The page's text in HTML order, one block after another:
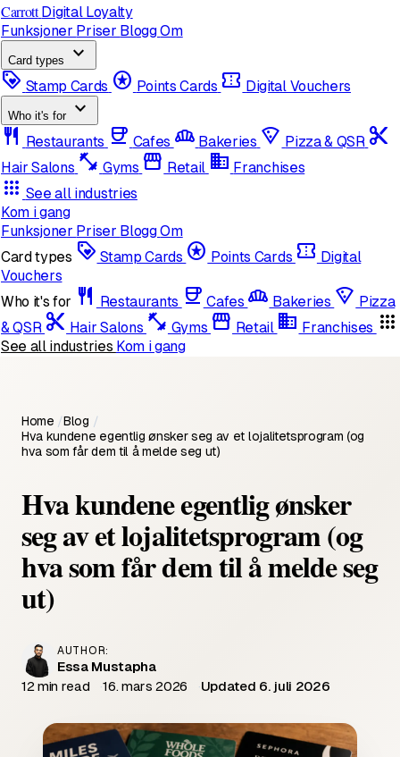
Carrott Digital Loyalty
Funksjoner Priser BloggOm
Card types
expand_more
loyalty Stamp Cards stars Points Cards confirmation_number Digital Vouchers
Who it's for expand_more
restaurant Restaurants coffee Cafes bakery_dining Bakeries local_pizza Pizza & QSR content_cut
Hair Salons fitness_center Gyms storefront Retail domain Franchises
apps See all industries
Kom i gang
Funksjoner Priser BloggOm
Card types loyalty Stamp Cards stars Points Cards confirmation_number Digital
Vouchers
Who it's for restaurant Restaurants coffee Cafes bakery_dining Bakeries local_pizza Pizza
& QSR content_cut Hair Salons fitness_center Gyms storefront Retail domain Franchises apps
See all industries Kom i gang
Home /Blog /
Hva kundene egentlig ønsker seg av et lojalitetsprogram (og
hva som får dem til å melde seg ut)
Hva kundene egentlig ønsker
seg av et lojalitetsprogram (og
hva som får dem til å melde seg
ut)
AUTHOR:
Essa Mustapha
12 min read
16. mars 2026 Updated 6. juli 2026